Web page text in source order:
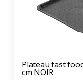
Plateau fast
cm NOIR